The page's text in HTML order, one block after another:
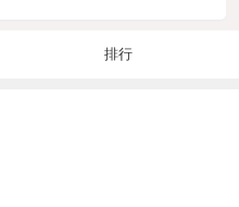
排行